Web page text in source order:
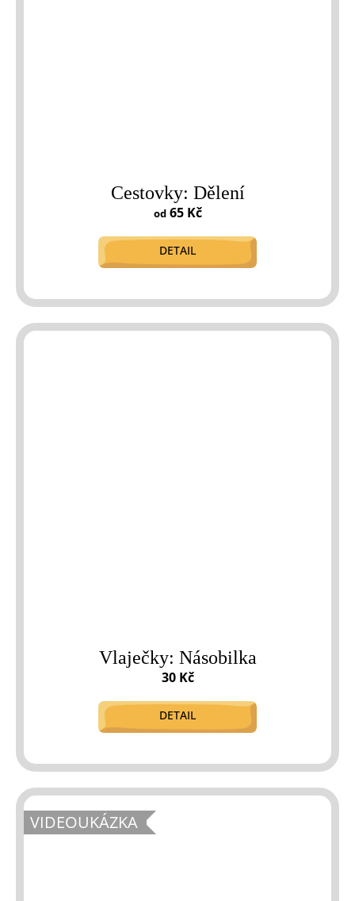
Cestovky: Dělení
od65 Kč
DETAIL
Vlaječky: Násobilka
30 Kč
DETAIL
VIDEOUKÁZKA